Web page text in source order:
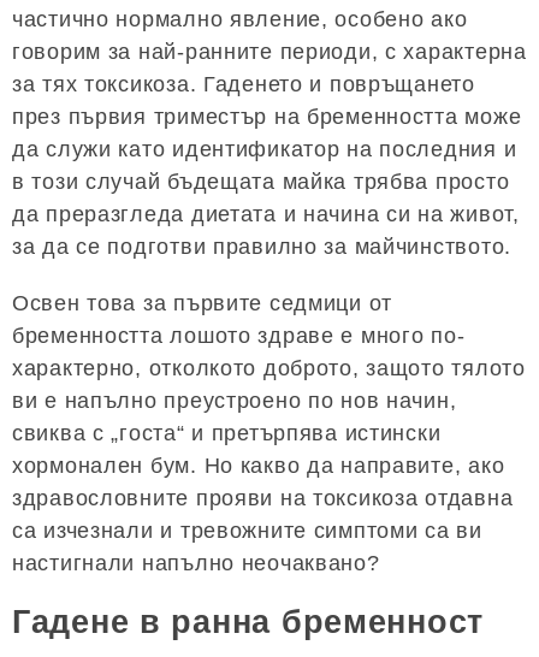
частично нормално явление, особено ако
говорим за най-ранните периоди, с характерна
за тях токсикоза. Гаденето и повръщането
през първия триместър на бременността може
да служи като идентификатор на последния и
в този случай бъдещата майка трябва просто
да преразгледа диетата и начина си на живот,
за да се подготви правилно за майчинството.
Освен това за първите седмици от
бременността лошото здраве е много по-
характерно, отколкото доброто, защото тялото
ви е напълно преустроено по нов начин,
свиква с „госта“ и претърпява истински
хормонален бум. Но какво да направите, ако
здравословните прояви на токсикоза отдавна
са изчезнали и тревожните симптоми са ви
настигнали напълно неочаквано?
Гадене в ранна бременност